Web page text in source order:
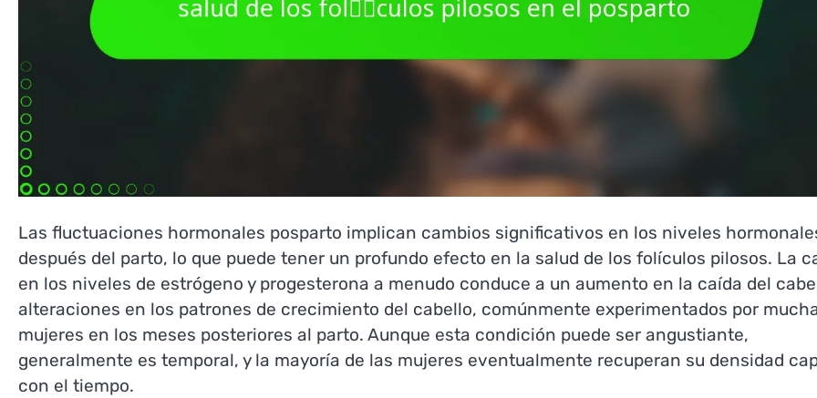
Las fluctuaciones hormonales posparto implican cambios significativos en los niveles
después del parto, lo que puede tener un profundo efecto en la salud de los folículos pilosos. La
en los niveles de estrógeno y progesterona a menudo conduce a un aumento en la caída del
alteraciones en los patrones de crecimiento del cabello, comúnmente experimentados por
mujeres en los meses posteriores al parto. Aunque esta condición puede ser angustiante,
generalmente es temporal, y la mayoría de las mujeres eventualmente recuperan su densidad
con el tiempo.